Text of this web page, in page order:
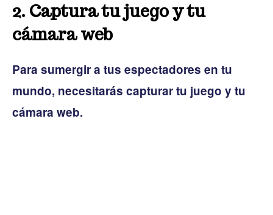
2. Captura tu juego y tu
cámara web
Para sumergir a tus espectadores en tu
mundo, necesitarás capturar tu juego y tu
cámara web.